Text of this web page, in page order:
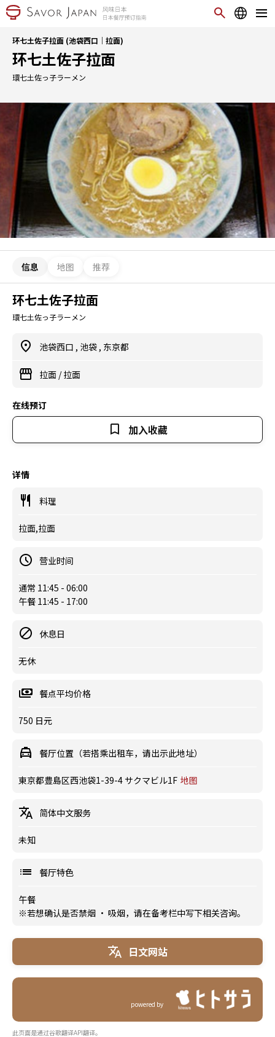
环七土佐子拉面 (池袋西口｜拉面)
环七土佐子拉面
環七土佐っ子ラーメン
信息 地图 推荐
环七土佐子拉面
環七土佐っ子ラーメン
池袋西口 , 池袋 , 东京都
拉面 /拉面
在线预订
加入收藏
详情
料理
拉面,拉面
营业时间
通常 11:45 - 06:00
午餐 11:45 - 17:00
休息日
无休
餐点平均价格
750 日元
餐厅位置（若搭乘出租车，请出示此地址）
東京都豊島区西池袋1-39-4 サクマビル1F 地图
简体中文服务
未知
餐厅特色
午餐
※若想确认是否禁烟 · 吸烟，请在备考栏中写下相关咨询。
日文网站
powered by
此页面是通过谷歌翻译API翻译。